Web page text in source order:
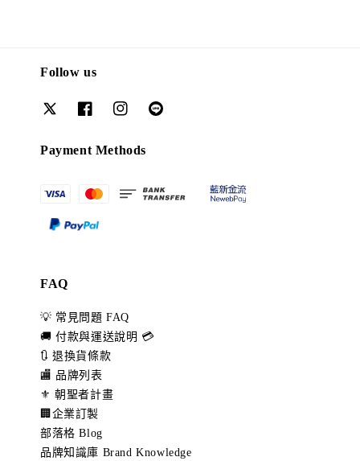
Follow us
Payment Methods
FAQ
💡 常見問題 FAQ
🚚 付款與運送說明 💳
🔃 退換貨條款
🏬 品牌列表
⚜️ 朝聖者計畫
🏢企業訂製
部落格 Blog
品牌知識庫 Brand Knowledge